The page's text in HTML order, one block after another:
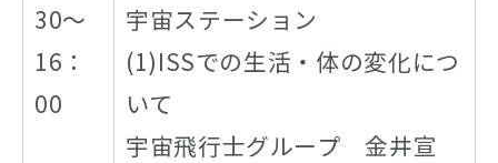
30～
16：
00
宇宙ステーション
(1)ISSでの生活・体の変化につ
いて
宇宙飛行士グループ 金井宣